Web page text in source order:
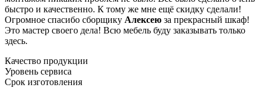
быстро и качественно. К тому же мне ещё скидку сделали!
Огромное спасибо сборщику Алексею за прекрасный шкаф!
Это мастер своего дела! Всю мебель буду заказывать только
здесь.
Качество продукции
Уровень сервиса
Срок изготовления